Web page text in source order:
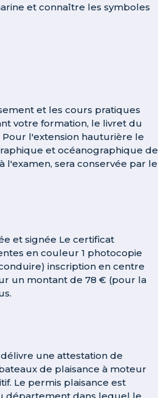
et connaître les symboles
et les cours pratiques
votre formation, le livret du
l'extension hauturière le
et océanographique de
l'examen, sera conservée par le
et signée Le certificat
en couleur 1 photocopie
inscription en centre
un montant de 78 € (pour la
une attestation de
de plaisance à moteur
Le permis plaisance est